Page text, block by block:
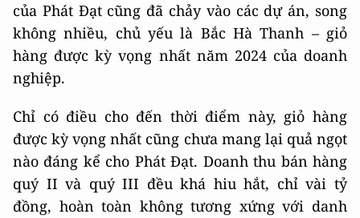
của Phát Đạt cũng đã chảy vào các dự án, song
không nhiều, chủ yếu là Bắc Hà Thanh – giỏ
hàng được kỳ vọng nhất năm 2024 của doanh
nghiệp.
Chỉ có điều cho đến thời điểm này, giỏ hàng
được kỳ vọng nhất cũng chưa mang lại quả ngọt
nào đáng kể cho Phát Đạt. Doanh thu bán hàng
quý II và quý III đều khá hiu hắt, chỉ vài tỷ
đồng, hoàn toàn không tương xứng với danh